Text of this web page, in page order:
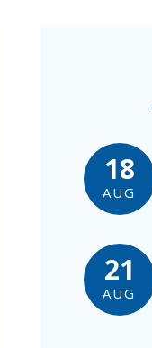
18
AUG
21
AUG